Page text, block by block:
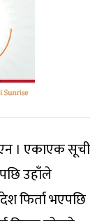
। एकाएक सूची
उहाँले
फिर्ता भएपछि